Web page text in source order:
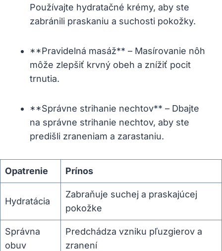
Používajte hydratačné krémy, aby ste
zabránili praskaniu a suchosti pokožky.
**Pravidelná masáž** – Masírovanie nôh
môže zlepšiť krvný obeh a znížiť pocit
trnutia.
**Správne strihanie nechtov** – Dbajte
na správne strihanie nechtov, aby ste
predišli zraneniam a zarastaniu.
Opatrenie Prínos
Hydratácia
Zabraňuje suchej a praskajúcej
pokožke
Správna
obuv
Predchádza vzniku pľuzgierov a
zranení